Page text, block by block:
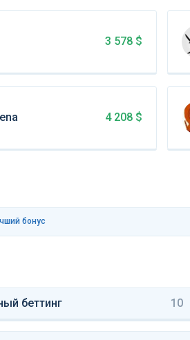
3 578 $
4 208 $
бонус
беттинг 10